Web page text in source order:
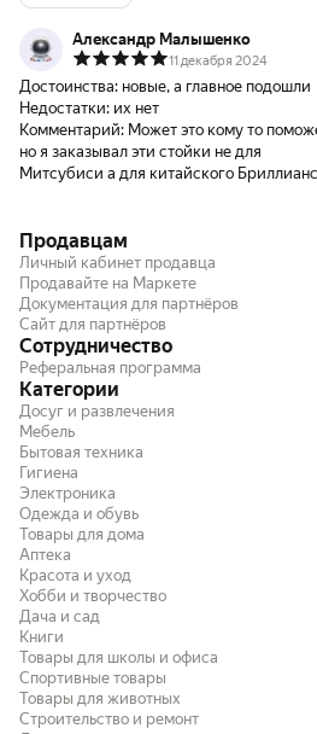
Александр Малышенко
11 декабря 2024
Достоинства: новые, а главное подошли
Недостатки: их нет
Комментарий: Может это кому то
но я заказывал эти стойки не для
Митсубиси а для китайского Бриллианс
Продавцам
Личный кабинет продавца
Продавайте на Маркете
Документация для партнёров
Сайт для партнёров
Сотрудничество
Реферальная программа
Категории
Досуг и развлечения
Мебель
Бытовая техника
Гигиена
Электроника
Одежда и обувь
Товары для дома
Аптека
Красота и уход
Хобби и творчество
Дача и сад
Книги
Товары для школы и офиса
Спортивные товары
Товары для животных
Строительство и ремонт